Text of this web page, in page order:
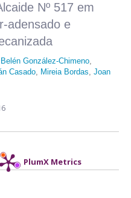
Nº 517 em
adensado e
González-Chimeno,
Casado, Mireia Bordas, Joan
PlumX Metrics